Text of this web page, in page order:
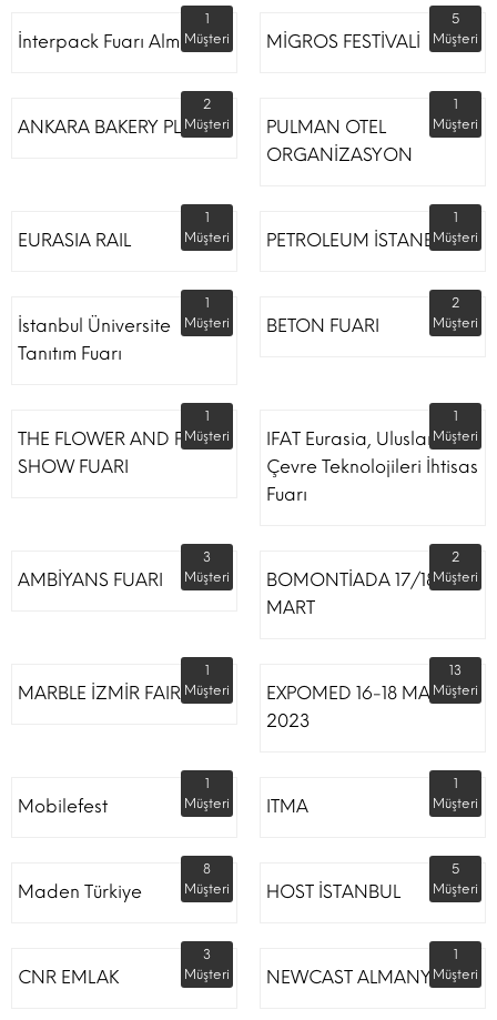
İnterpack Fuarı Almanya
1
Müşteri
MİGROS FESTİVALİ
5
Müşteri
ANKARA BAKERY PLUS
2
Müşteri
PULMAN OTEL
ORGANİZASYON
1
Müşteri
EURASIA RAIL
1
Müşteri
PETROLEUM İSTANBUL
1
Müşteri
İstanbul Üniversite
Tanıtım Fuarı
1
Müşteri
BETON FUARI
2
Müşteri
THE FLOWER AND PLANT
SHOW FUARI
1
Müşteri
IFAT Eurasia, Uluslararası
Çevre Teknolojileri İhtisas
Fuarı
1
Müşteri
AMBİYANS FUARI
3
Müşteri
BOMONTİADA 17/18
MART
2
Müşteri
MARBLE İZMİR FAIR
1
Müşteri
EXPOMED 16-18 MART
2023
13
Müşteri
Mobilefest
1
Müşteri
ITMA
1
Müşteri
Maden Türkiye
8
Müşteri
HOST İSTANBUL
5
Müşteri
CNR EMLAK
3
Müşteri
NEWCAST ALMANYA
1
Müşteri